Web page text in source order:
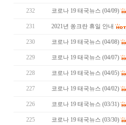
232 코로나 19 태국뉴스 (04/09)
231 2021년 쏭크란 휴일 안내
230 코로나 19 태국뉴스 (04/08)
229 코로나 19 태국뉴스 (04/07)
228 코로나 19 태국뉴스 (04/05)
227 코로나 19 태국뉴스 (04/02)
226 코로나 19 태국뉴스 (03/31)
225 코로나 19 태국뉴스 (03/30)